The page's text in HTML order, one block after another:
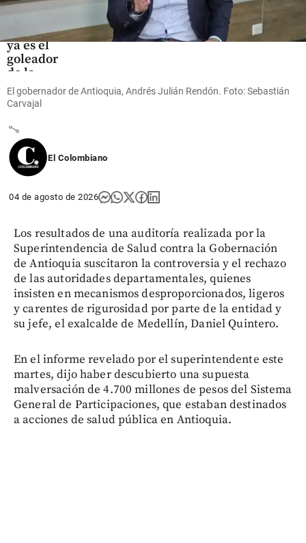
Messi
doblete y
ya es el
goleador
de la
Leagues
Cup
share
El gobernador de Antioquia, Andrés Julián Rendón. Foto: Sebastián
Carvajal
El Colombiano
04 de agosto de 2026
Los resultados de una auditoría realizada por la
Superintendencia de Salud contra la Gobernación
de Antioquia suscitaron la controversia y el rechazo
de las autoridades departamentales, quienes
insisten en mecanismos desproporcionados, ligeros
y carentes de rigurosidad por parte de la entidad y
su jefe, el exalcalde de Medellín, Daniel Quintero.
En el informe revelado por el superintendente este
martes, dijo haber descubierto una supuesta
malversación de 4.700 millones de pesos del Sistema
General de Participaciones, que estaban destinados
a acciones de salud pública en Antioquia.